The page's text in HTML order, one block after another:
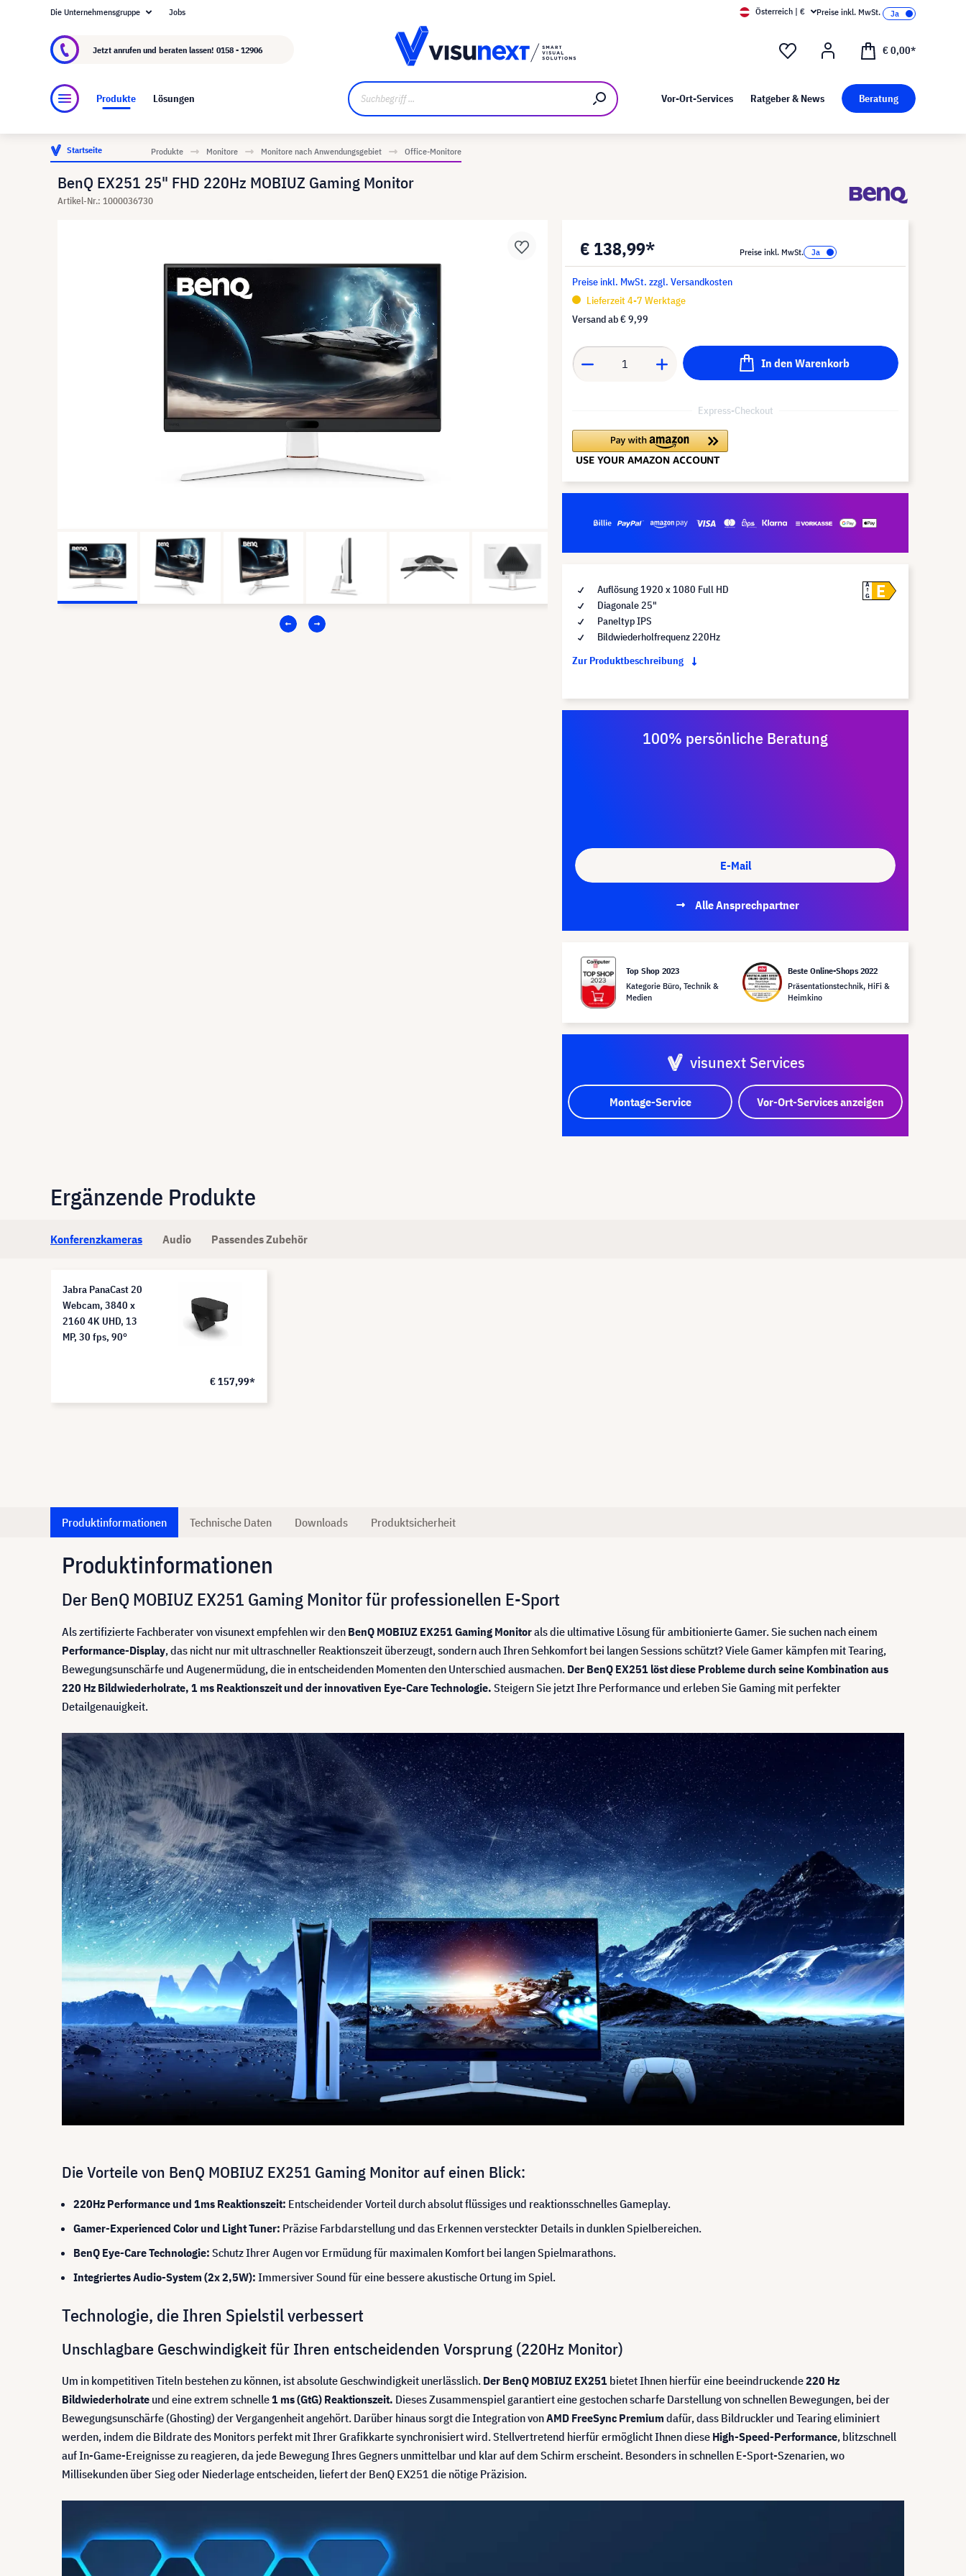
Über visunext.at Kunst bei visunext
Die Unternehmensgruppe Jobs Österreich | € Preise inkl. MwSt.
Jetzt anrufen und beraten lassen! 0158 - 12906 € 0,00*
Produkte Lösungen Vor-Ort-Services Ratgeber & News Beratung
Startseite Produkte Monitore Monitore nach Anwendungsgebiet Office-Monitore
BenQ EX251 25" FHD 220Hz MOBIUZ Gaming Monitor
Artikel-Nr.: 1000036730
€ 138,99* Preise inkl. MwSt.
Preise inkl. MwSt. zzgl. Versandkosten
Lieferzeit 4-7 Werktage
Versand ab€ 9,99
In den Warenkorb
Express-Checkout
Auflösung 1920 x 1080 Full HD
Diagonale 25"
Paneltyp IPS
Bildwiederholfrequenz 220Hz
Zur Produktbeschreibung
A
G
E
100% persönliche Beratung
E-Mail
Alle Ansprechpartner
Top Shop 2023
Kategorie Büro, Technik &
Medien
Beste Online-Shops 2022
Präsentationstechnik, HiFi &
Heimkino
visunext Services
Montage-Service Vor-Ort-Services anzeigen
Ergänzende Produkte
Konferenzkameras Audio Passendes Zubehör
Jabra PanaCast 20
Webcam, 3840 x
2160 4K UHD, 13
MP, 30 fps, 90°
€ 157,99*
Produktinformationen Technische Daten Downloads Produktsicherheit
Produktinformationen
Der BenQ MOBIUZ EX251 Gaming Monitor für professionellen E-Sport
Als zertifizierte Fachberater von visunext empfehlen wir den BenQ MOBIUZ EX251 Gaming Monitorals die ultimative Lösung für ambitionierte Gamer. Sie suchen nach einem
Performance-Display, das nicht nur mit ultraschneller Reaktionszeit überzeugt, sondern auch Ihren Sehkomfort bei langen Sessions schützt? Viele Gamer kämpfen mit Tearing,
Bewegungsunschärfe und Augenermüdung, die in entscheidenden Momenten den Unterschied ausmachen. Der BenQ EX251 löst diese Probleme durch seine Kombination aus
220 Hz Bildwiederholrate, 1 ms Reaktionszeit und der innovativen Eye-Care Technologie. Steigern Sie jetzt Ihre Performance und erleben Sie Gaming mit perfekter
Detailgenauigkeit.
Die Vorteile von BenQ MOBIUZ EX251 Gaming Monitor auf einen Blick:
220Hz Performance und 1ms Reaktionszeit: Entscheidender Vorteil durch absolut flüssiges und reaktionsschnelles Gameplay.
Gamer-Experienced Color und Light Tuner: Präzise Farbdarstellung und das Erkennen versteckter Details in dunklen Spielbereichen.
BenQ Eye-Care Technologie: Schutz Ihrer Augen vor Ermüdung für maximalen Komfort bei langen Spielmarathons.
Integriertes Audio-System (2x 2,5W): Immersiver Sound für eine bessere akustische Ortung im Spiel.
Technologie, die Ihren Spielstil verbessert
Unschlagbare Geschwindigkeit für Ihren entscheidenden Vorsprung (220Hz Monitor)
Um in kompetitiven Titeln bestehen zu können, ist absolute Geschwindigkeit unerlässlich. Der BenQ MOBIUZ EX251 bietet Ihnen hierfür eine beeindruckende220 Hz
Bildwiederholrate und eine extrem schnelle1 ms (GtG) Reaktionszeit. Dieses Zusammenspiel garantiert eine gestochen scharfe Darstellung von schnellen Bewegungen, bei der
Bewegungsunschärfe (Ghosting) der Vergangenheit angehört. Darüber hinaus sorgt die Integration vonAMD FreeSync Premium dafür, dass Bildruckler und Tearing eliminiert
werden, indem die Bildrate des Monitors perfekt mit Ihrer Grafikkarte synchronisiert wird. Stellvertretend hierfür ermöglicht Ihnen diese High-Speed-Performance, blitzschnell
auf In-Game-Ereignisse zu reagieren, da jede Bewegung Ihres Gegners unmittelbar und klar auf dem Schirm erscheint. Besonders in schnellen E-Sport-Szenarien, wo
Millisekunden über Sieg oder Niederlage entscheiden, liefert der BenQ EX251 die nötige Präzision.